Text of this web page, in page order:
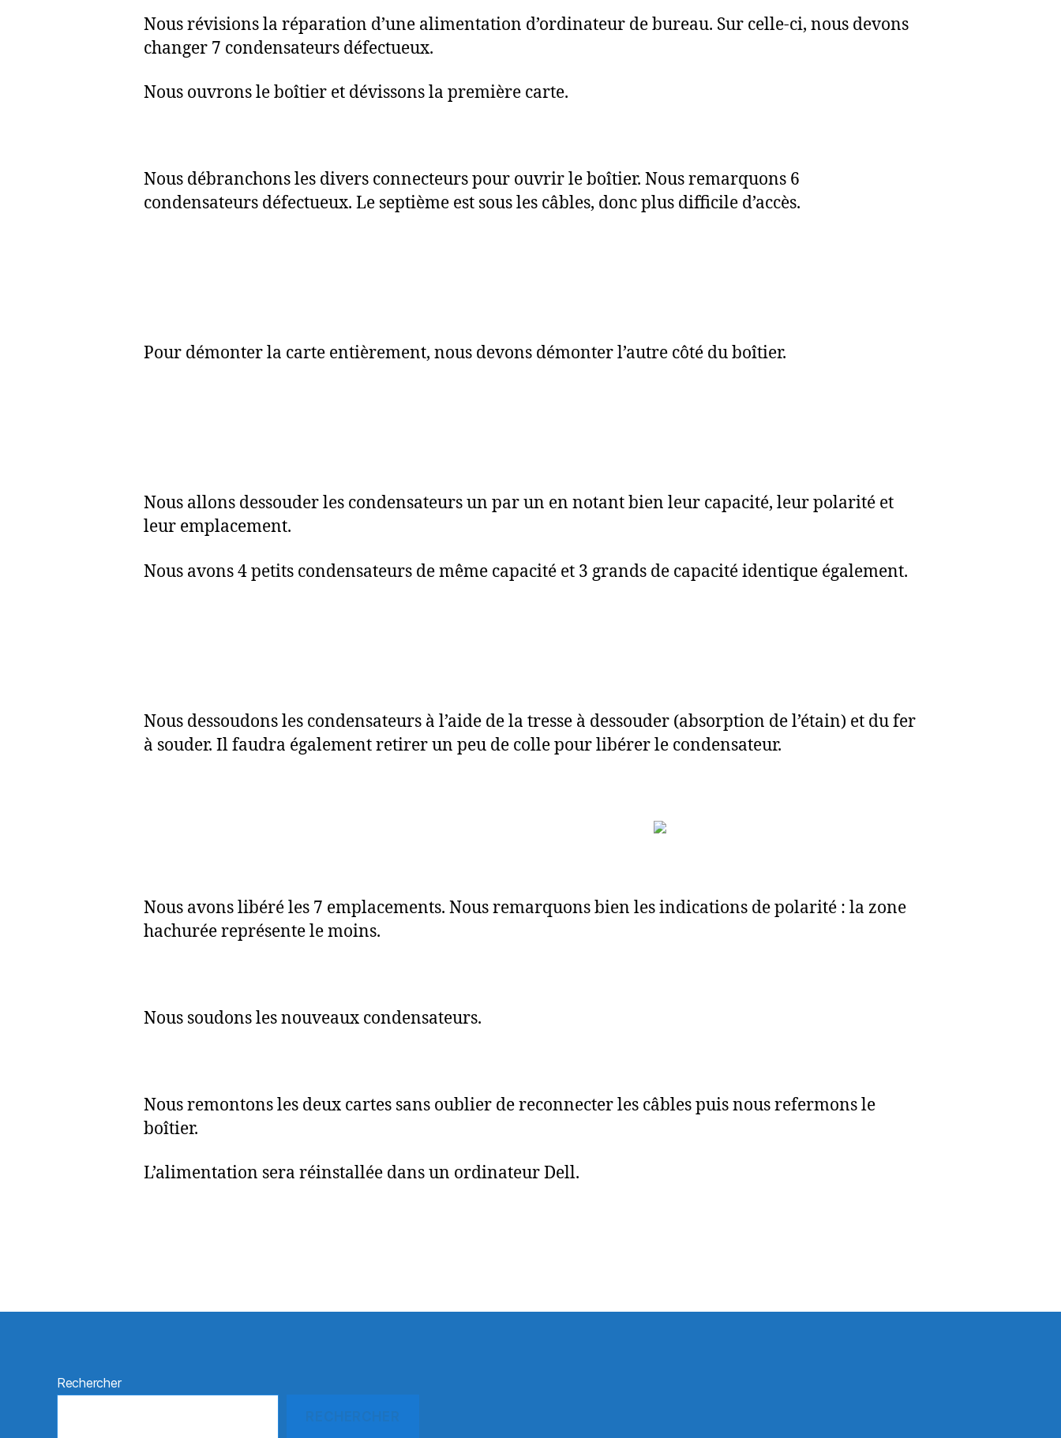
Nous révisions la réparation d’une alimentation d’ordinateur de bureau. Sur celle-ci, nous devons
changer 7 condensateurs défectueux.
Nous ouvrons le boîtier et dévissons la première carte.
Nous débranchons les divers connecteurs pour ouvrir le boîtier. Nous remarquons 6
condensateurs défectueux. Le septième est sous les câbles, donc plus difficile d’accès.
Pour démonter la carte entièrement, nous devons démonter l’autre côté du boîtier.
Nous allons dessouder les condensateurs un par un en notant bien leur capacité, leur polarité et
leur emplacement.
Nous avons 4 petits condensateurs de même capacité et 3 grands de capacité identique également.
Nous dessoudons les condensateurs à l’aide de la tresse à dessouder (absorption de l’étain) et du fer
à souder. Il faudra également retirer un peu de colle pour libérer le condensateur.
Nous avons libéré les 7 emplacements. Nous remarquons bien les indications de polarité : la zone
hachurée représente le moins.
Nous soudons les nouveaux condensateurs.
Nous remontons les deux cartes sans oublier de reconnecter les câbles puis nous refermons le
boîtier.
L’alimentation sera réinstallée dans un ordinateur Dell.
Rechercher